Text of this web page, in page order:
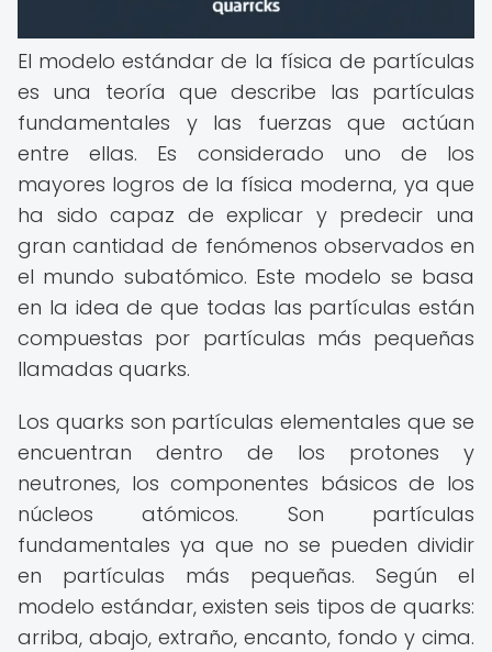
El modelo estándar de la física de partículas
es una teoría que describe las partículas
fundamentales y las fuerzas que actúan
entre ellas. Es considerado uno de los
mayores logros de la física moderna, ya que
ha sido capaz de explicar y predecir una
gran cantidad de fenómenos observados en
el mundo subatómico. Este modelo se basa
en la idea de que todas las partículas están
compuestas por partículas más pequeñas
llamadas quarks.
Los quarks son partículas elementales que se
encuentran dentro de los protones y
neutrones, los componentes básicos de los
núcleos atómicos. Son partículas
fundamentales ya que no se pueden dividir
en partículas más pequeñas. Según el
modelo estándar, existen seis tipos de quarks:
arriba, abajo, extraño, encanto, fondo y cima.